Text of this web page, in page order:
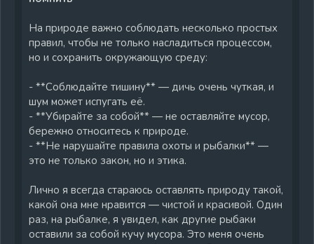
На природе важно соблюдать несколько простых
правил, чтобы не только насладиться процессом,
но и сохранить окружающую среду:
- **Соблюдайте тишину** — дичь очень чуткая, и
шум может испугать её.
- **Убирайте за собой** — не оставляйте мусор,
бережно относитесь к природе.
- **Не нарушайте правила охоты и рыбалки** —
это не только закон, но и этика.
Лично я всегда стараюсь оставлять природу такой,
какой она мне нравится — чистой и красивой. Один
раз, на рыбалке, я увидел, как другие рыбаки
оставили за собой кучу мусора. Это меня очень